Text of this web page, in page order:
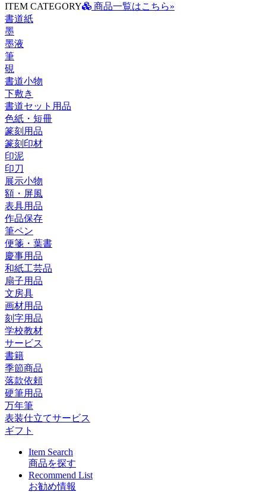
ITEM CATEGORY
商品一覧はこちら»
書道紙
墨
墨液
筆
硯
書道小物
下敷き
書道セット用品
色紙・短冊
篆刻用品
篆刻印材
印泥
印刀
展示小物
額・屏風
表具用品
作品保存
筆ペン
便箋・葉書
慶事用品
和紙工芸品
扇子用品
文房具
画材用品
刻字用品
学校教材
サービス
書籍
季節商品
落款依頼
硬筆用品
万年筆
表装仕立てサービス
ギフト
Item Search
商品を探す
Recommend List
お勧め情報